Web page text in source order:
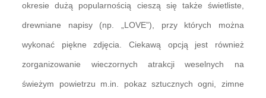
okresie dużą popularnością cieszą się także świetliste,
drewniane napisy (np. „LOVE”), przy których można
wykonać piękne zdjęcia. Ciekawą opcją jest również
zorganizowanie wieczornych atrakcji weselnych na
świeżym powietrzu m.in. pokaz sztucznych ogni, zimne